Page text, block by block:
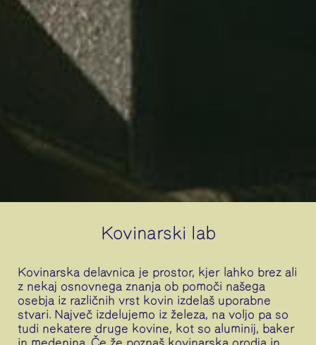
Kovinarski lab
Kovinarska delavnica je prostor, kjer lahko brez ali
z nekaj osnovnega znanja ob pomoči našega
osebja iz različnih vrst kovin izdelaš uporabne
stvari. Največ izdelujemo iz železa, na voljo pa so
tudi nekatere druge kovine, kot so aluminij, baker